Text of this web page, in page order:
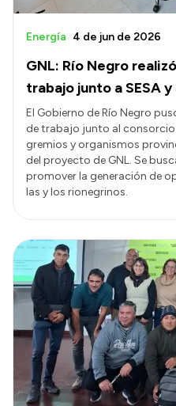
GNL: Río Negro
trabajo junto a SESA
Energía 4 de jun de 2026
El Gobierno de Río Negro
de trabajo junto al consorcio
gremios y organismos
del proyecto de GNL. Se
promover la generación de
las y los rionegrinos.